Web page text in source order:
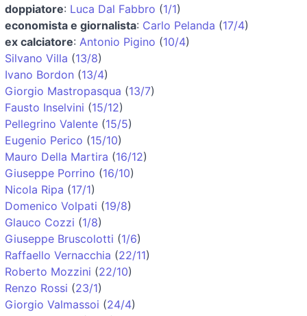
doppiatore: Luca Dal Fabbro (1/1)
economista e giornalista: Carlo Pelanda (17/4)
ex calciatore: Antonio Pigino (10/4)
Silvano Villa (13/8)
Ivano Bordon (13/4)
Giorgio Mastropasqua (13/7)
Fausto Inselvini (15/12)
Pellegrino Valente (15/5)
Eugenio Perico (15/10)
Mauro Della Martira (16/12)
Giuseppe Porrino (16/10)
Nicola Ripa (17/1)
Domenico Volpati (19/8)
Glauco Cozzi (1/8)
Giuseppe Bruscolotti (1/6)
Raffaello Vernacchia (22/11)
Roberto Mozzini (22/10)
Renzo Rossi (23/1)
Giorgio Valmassoi (24/4)